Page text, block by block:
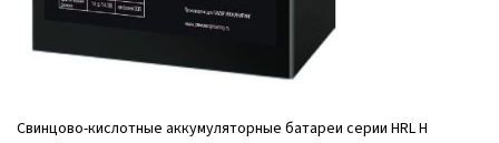
Свинцово-кислотные аккумуляторные батареи серии HRL H